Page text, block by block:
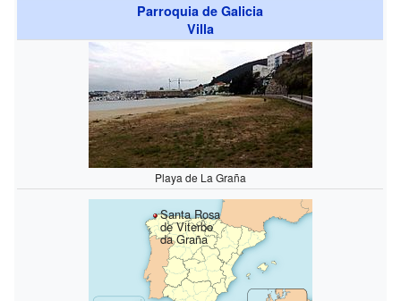
Parroquia de Galicia
Villa
Playa de La Graña
Santa Rosa
de Viterbo
da Graña